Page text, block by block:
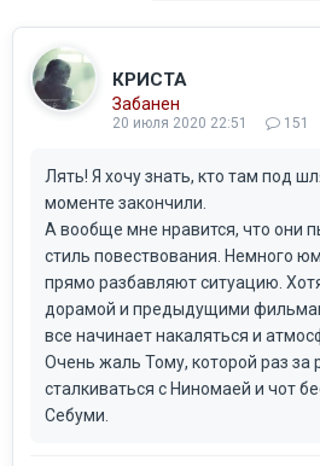
КРИСТА
Забанен
20 июля 2020 22:51 151
Лять! Я хочу знать, кто там под
моменте закончили.
А вообще мне нравится, что они
стиль повествования. Немного
прямо разбавляют ситуацию.
дорамой и предыдущими
все начинает накаляться и
Очень жаль Тому, которой раз за
сталкиваться с Ниномаей и чот
Себуми.